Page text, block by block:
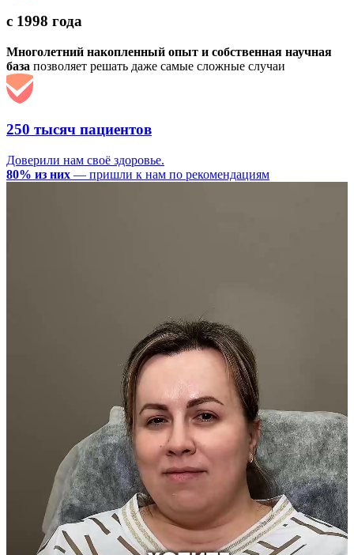
с 1998 года
Многолетний накопленный опыт и собственная научная
база позволяет решать даже самые сложные случаи
250 тысяч пациентов
Доверили нам своё здоровье.
80% из них — пришли к нам по рекомендациям